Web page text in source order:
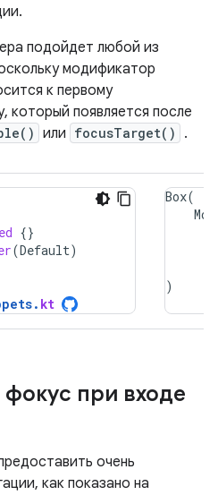
подойдет любой из
модификатор
к первому
который появляется после
или focusTarget() .
{}
(Default)
. kt
Box(
)
при входе
очень
как показано на